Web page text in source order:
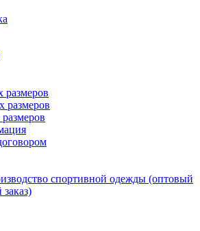
размеров
размеров
спортивной одежды (оптовый